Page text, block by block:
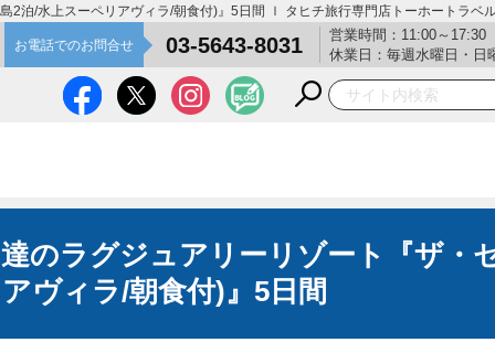
泊/水上スーペリアヴィラ/朝食付)』5日間 ｌ タヒチ旅行専門店トーホートラベ
お電話でのお問合せ 03-5643-8031
営業時間：11:00～17:30
休業日：毎週水曜日・日
のラグジュアリーリゾート『ザ・
ヴィラ/朝食付)』5日間